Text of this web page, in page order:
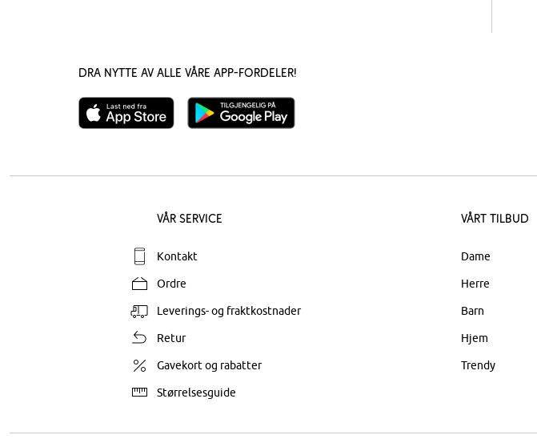
Dra nytte av alle våre app-fordeler!
Vår service
Kontakt
Ordre
Leverings- og fraktkostnader
Retur
Gavekort og rabatter
Størrelsesguide
Vårt tilbud
Dame
Herre
Barn
Hjem
Trendy